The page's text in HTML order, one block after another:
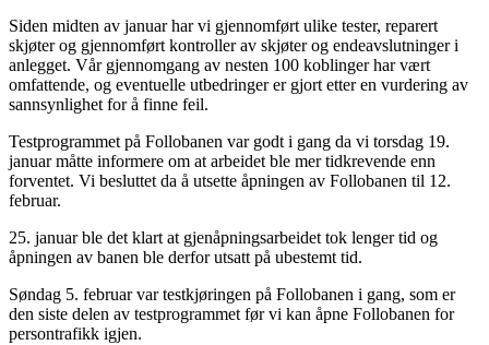
Siden midten av januar har vi gjennomført ulike tester, reparert
skjøter og gjennomført kontroller av skjøter og endeavslutninger i
anlegget. Vår gjennomgang av nesten 100 koblinger har vært
omfattende, og eventuelle utbedringer er gjort etter en vurdering av
sannsynlighet for å finne feil.
Testprogrammet på Follobanen var godt i gang da vi torsdag 19.
januar måtte informere om at arbeidet ble mer tidkrevende enn
forventet. Vi besluttet da å utsette åpningen av Follobanen til 12.
februar.
25. januar ble det klart at gjenåpningsarbeidet tok lenger tid og
åpningen av banen ble derfor utsatt på ubestemt tid.
Søndag 5. februar var testkjøringen på Follobanen i gang, som er
den siste delen av testprogrammet før vi kan åpne Follobanen for
persontrafikk igjen.